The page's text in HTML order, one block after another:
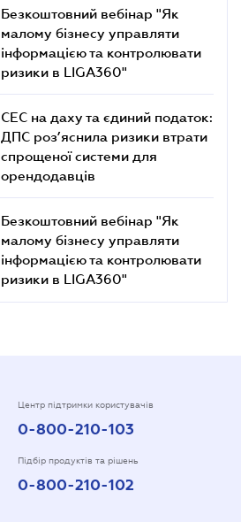
Безкоштовний вебінар "Як
малому бізнесу управляти
інформацією та контролювати
ризики в LIGA360"
СЕС на даху та єдиний податок:
ДПС роз’яснила ризики втрати
спрощеної системи для
орендодавців
Безкоштовний вебінар "Як
малому бізнесу управляти
інформацією та контролювати
ризики в LIGA360"
Центр підтримки користувачів
0-800-210-103
Підбір продуктів та рішень
0-800-210-102